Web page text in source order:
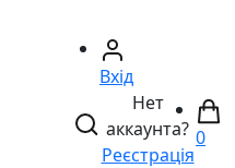
Вхід
Нет
аккаунта?
Реєстрація
0